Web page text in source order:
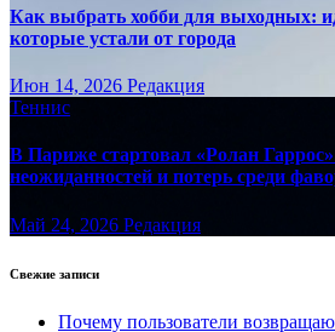
Как выбрать хобби для выходных:
которые устали от города
Июн 14, 2026 Редакция
Теннис
В Париже стартовал «Ролан
неожиданностей и потерь среди
Май 24, 2026 Редакция
Свежие записи
Почему пользователи